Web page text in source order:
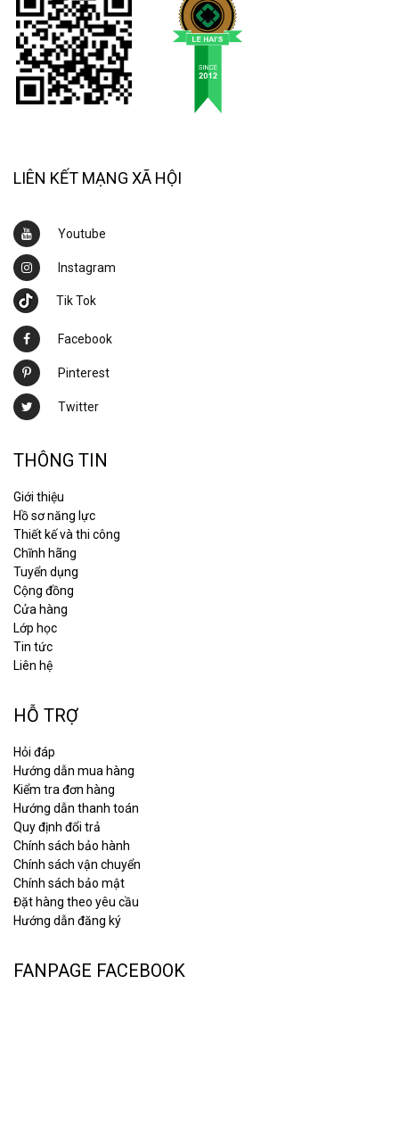
LIÊN KẾT MẠNG XÃ HỘI
Youtube
Instagram
Tik Tok
Facebook
Pinterest
Twitter
THÔNG TIN
Giới thiệu
Hồ sơ năng lực
Thiết kế và thi công
Chĩnh hãng
Tuyển dụng
Cộng đồng
Cửa hàng
Lớp học
Tin tức
Liên hệ
HỖ TRỢ
Hỏi đáp
Hướng dẫn mua hàng
Kiểm tra đơn hàng
Hướng dẫn thanh toán
Quy định đổi trả
Chính sách bảo hành
Chính sách vận chuyển
Chính sách bảo mật
Đặt hàng theo yêu cầu
Hướng dẫn đăng ký
FANPAGE FACEBOOK